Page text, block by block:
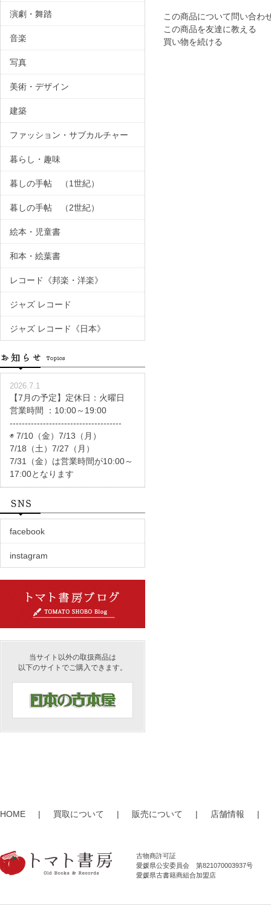
この商品について問い合わ
この商品を友達に教える
買い物を続ける
演劇・舞踏
音楽
写真
美術・デザイン
建築
ファッション・サブカルチャー
暮らし・趣味
暮しの手帖 （1世紀）
暮しの手帖 （2世紀）
絵本・児童書
和本・絵葉書
レコード《邦楽・洋楽》
ジャズ レコード
ジャズ レコード《日本》
2026.7.1
【7月の予定】定休日：火曜日
営業時間 ：10:00～19:00
-------------------------------------
◉ 7/10（金）7/13（月）
7/18（土）7/27（月）
7/31（金）は営業時間が10:00～
17:00となります
facebook
instagram
当サイト以外の取扱商品は
以下のサイトでご購入できます。
HOME | 買取について | 販売について | 店舗情報 |
古物商許可証
愛媛県公安委員会 第821070003937号
愛媛県古書籍商組合加盟店